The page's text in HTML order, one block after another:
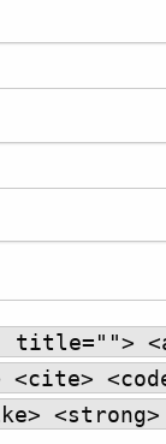
title="">
<strong>